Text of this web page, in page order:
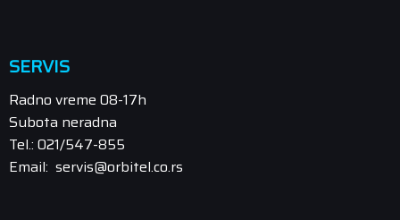
SERVIS
Radno vreme 08-17h
Subota neradna
Tel.: 021/547-855
Email: servis@orbitel.co.rs